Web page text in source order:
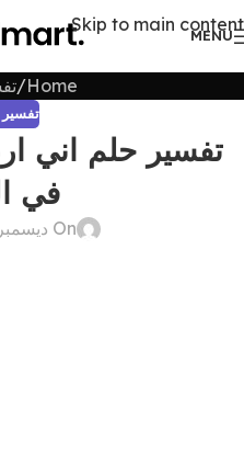
Skip to main content
MENU
Home
تفسير
تفسير حلم اني
في
On ديسمبر 22, 2024